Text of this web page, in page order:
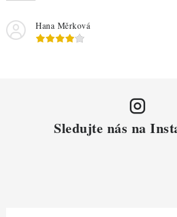
Hana Měrková
Sledujte nás na